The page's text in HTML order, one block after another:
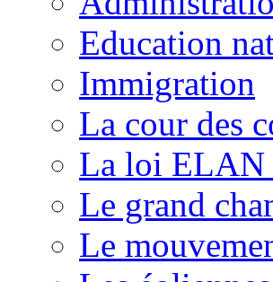
Education
Immigration
La cour des
La loi ELAN
Le grand
Le